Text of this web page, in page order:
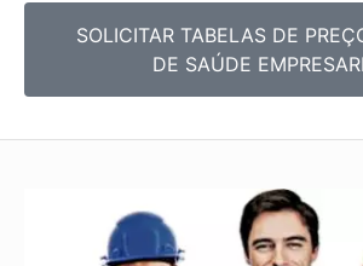
SOLICITAR TABELAS DE
DE SAÚDE